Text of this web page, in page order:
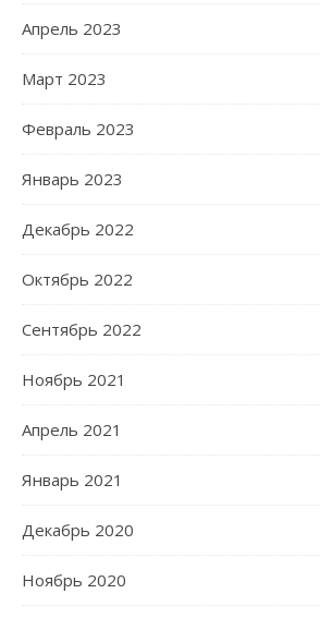
Апрель 2023
Март 2023
Февраль 2023
Январь 2023
Декабрь 2022
Октябрь 2022
Сентябрь 2022
Ноябрь 2021
Апрель 2021
Январь 2021
Декабрь 2020
Ноябрь 2020